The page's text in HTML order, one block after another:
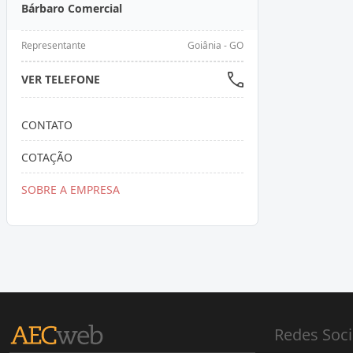
Bárbaro Comercial
Representante Goiânia - GO
VER TELEFONE
CONTATO
COTAÇÃO
SOBRE A EMPRESA
Redes